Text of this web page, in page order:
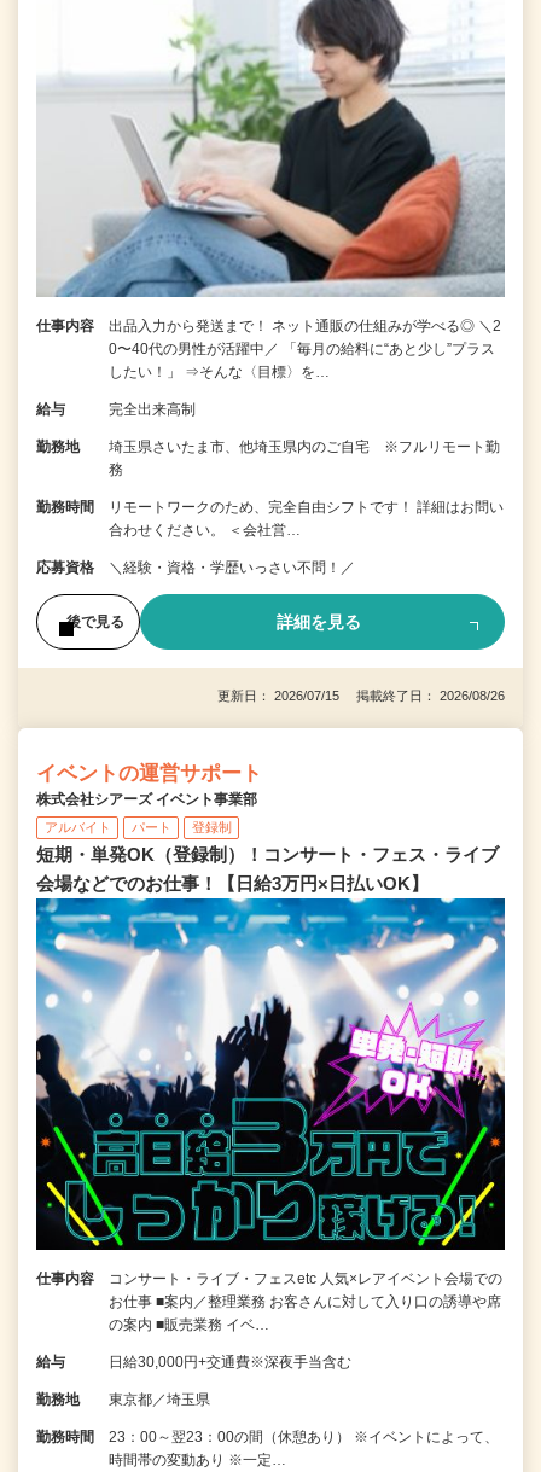
仕事内容
出品入力から発送まで！ ネット通販の仕組みが学べる◎ ＼2
0〜40代の男性が活躍中／ 「毎月の給料に“あと少し”プラス
したい！」 ⇒そんな〈目標〉を…
給与 完全出来高制
勤務地
埼玉県さいたま市、他埼玉県内のご自宅 ※フルリモート勤
務
勤務時間
リモートワークのため、完全自由シフトです！ 詳細はお問い
合わせください。 ＜会社営…
応募資格 ＼経験・資格・学歴いっさい不問！／
後で見る 詳細を見る
更新日： 2026/07/15 掲載終了日： 2026/08/26
イベントの運営サポート
株式会社シアーズ イベント事業部
アルバイト パート 登録制
短期・単発OK（登録制）！コンサート・フェス・ライブ
会場などでのお仕事！【日給3万円×日払いOK】
仕事内容
コンサート・ライブ・フェスetc 人気×レアイベント会場での
お仕事 ■案内／整理業務 お客さんに対して入り口の誘導や席
の案内 ■販売業務 イベ…
給与 日給30,000円+交通費※深夜手当含む
勤務地 東京都／埼玉県
勤務時間
23：00～翌23：00の間（休憩あり） ※イベントによって、
時間帯の変動あり ※一定…